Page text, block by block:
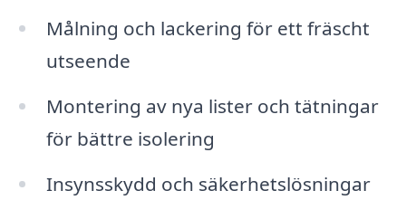
Målning och lackering för ett fräscht
utseende
Montering av nya lister och tätningar
för bättre isolering
Insynsskydd och säkerhetslösningar